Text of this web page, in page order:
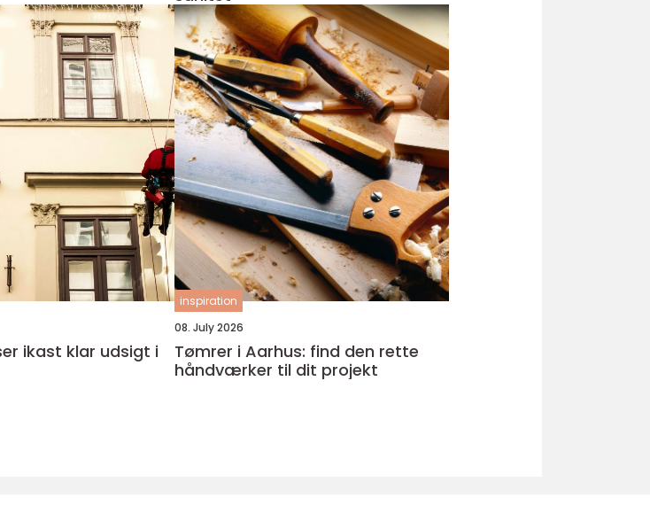
udsigt i
inspiration
08. July 2026
Tømrer i Aarhus: find den rette
håndværker til dit projekt